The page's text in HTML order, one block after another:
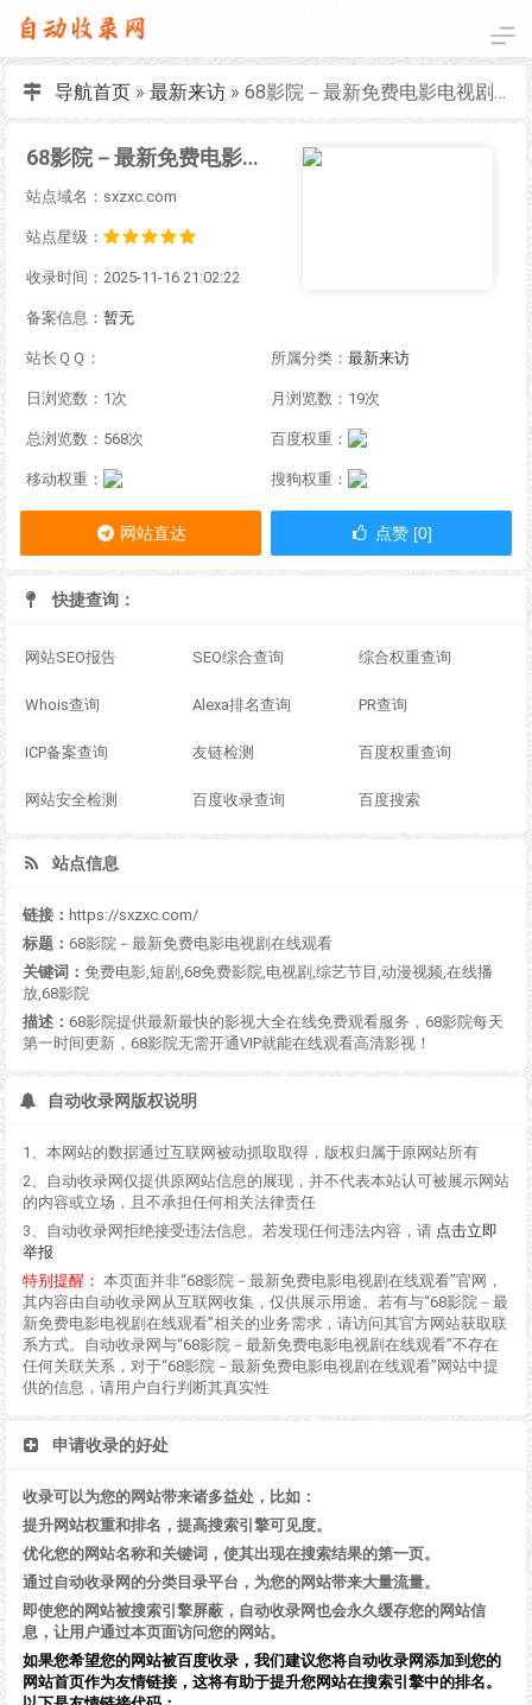
导航首页» 最新来访» 68影院－最新免费电影电视剧在线观看
68影院－最新免费电影电视剧在线观看
站点域名：sxzxc.com
站点星级：
收录时间：2025-11-16 21:02:22
备案信息： 暂无
站长ＱＱ： 所属分类： 最新来访
日浏览数：1次 月浏览数：19次
总浏览数：568次 百度权重：
移动权重： 搜狗权重：
网站直达 点赞 [0]
快捷查询：
网站SEO报告 SEO综合查询 综合权重查询
Whois查询 Alexa排名查询 PR查询
ICP备案查询 友链检测 百度权重查询
网站安全检测 百度收录查询 百度搜索
站点信息
链接： https://sxzxc.com/
标题： 68影院－最新免费电影电视剧在线观看
关键词： 免费电影,短剧,68免费影院,电视剧,综艺节目,动漫视频,在线播
放,68影院
描述： 68影院提供最新最快的影视大全在线免费观看服务，68影院每天
第一时间更新，68影院无需开通VIP就能在线观看高清影视！
自动收录网版权说明
1、本网站的数据通过互联网被动抓取取得，版权归属于原网站所有
2、自动收录网仅提供原网站信息的展现，并不代表本站认可被展示网站
的内容或立场，且不承担任何相关法律责任
3、自动收录网拒绝接受违法信息。若发现任何违法内容，请 点击立即
举报
特别提醒： 本页面并非“68影院－最新免费电影电视剧在线观看”官网，
其内容由自动收录网从互联网收集，仅供展示用途。若有与“68影院－最
新免费电影电视剧在线观看”相关的业务需求，请访问其官方网站获取联
系方式。自动收录网与“68影院－最新免费电影电视剧在线观看”不存在
任何关联关系，对于“68影院－最新免费电影电视剧在线观看”网站中提
供的信息，请用户自行判断其真实性
申请收录的好处
收录可以为您的网站带来诸多益处，比如：
提升网站权重和排名，提高搜索引擎可见度。
优化您的网站名称和关键词，使其出现在搜索结果的第一页。
通过自动收录网的分类目录平台，为您的网站带来大量流量。
即使您的网站被搜索引擎屏蔽，自动收录网也会永久缓存您的网站信
息，让用户通过本页面访问您的网站。
如果您希望您的网站被百度收录，我们建议您将自动收录网添加到您的
网站首页作为友情链接，这将有助于提升您网站在搜索引擎中的排名。